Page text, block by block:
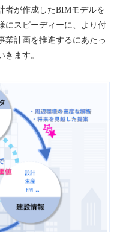
者が作成したBIMモデルを
にスピーディーに、より付
業計画を推進するにあたっ
ます。